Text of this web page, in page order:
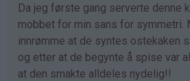
Da jeg første gang serverte denne
mobbet for min sans for symmetri.
innrømme at de syntes ostekaken
og etter at de begynte å spise var
at den smakte alldeles nydelig!!